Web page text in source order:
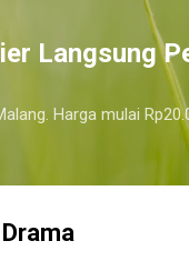
Langsung
Harga mulai